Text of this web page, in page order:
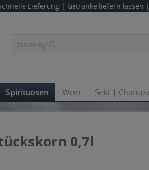
Lieferung | Getränke liefern lassen
Spirituosen Wein Sekt |
0,7l